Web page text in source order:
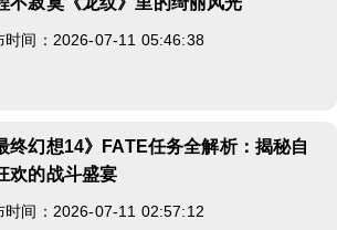
时间：2026-07-11 05:46:38
终幻想14》FATE任务全解析：揭秘自
欢的战斗盛宴
时间：2026-07-11 02:57:12